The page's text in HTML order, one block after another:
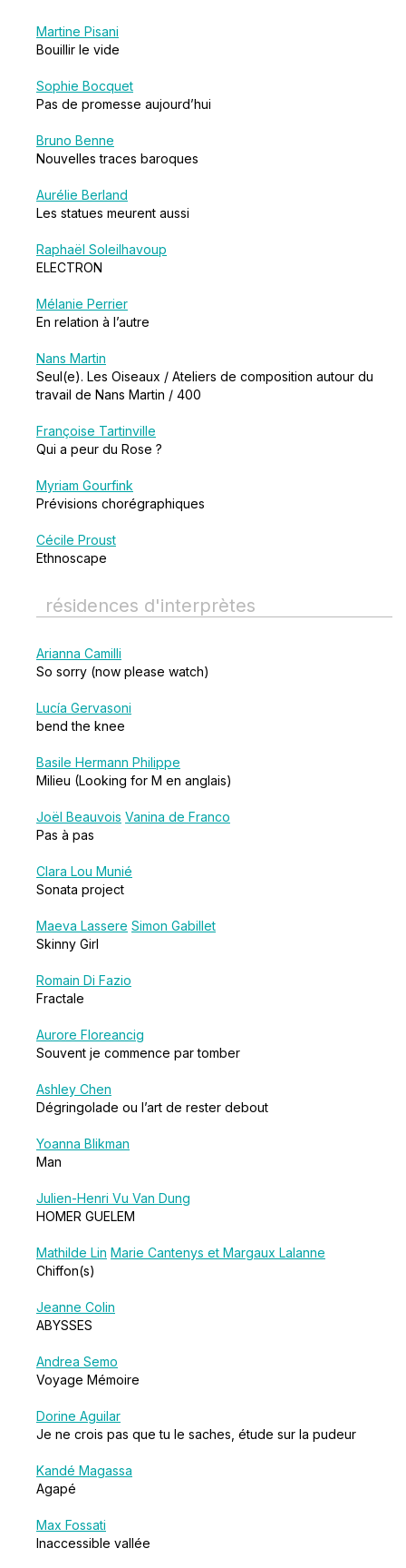
Martine Pisani
Bouillir le vide
Sophie Bocquet
Pas de promesse aujourd’hui
Bruno Benne
Nouvelles traces baroques
Aurélie Berland
Les statues meurent aussi
Raphaël Soleilhavoup
ELECTRON
Mélanie Perrier
En relation à l’autre
Nans Martin
Seul(e). Les Oiseaux / Ateliers de composition autour du
travail de Nans Martin / 400
Françoise Tartinville
Qui a peur du Rose ?
Myriam Gourfink
Prévisions chorégraphiques
Cécile Proust
Ethnoscape
résidences d'interprètes
Arianna Camilli
So sorry (now please watch)
Lucía Gervasoni
bend the knee
Basile Hermann Philippe
Milieu (Looking for M en anglais)
Joël Beauvois Vanina de Franco
Pas à pas
Clara Lou Munié
Sonata project
Maeva Lassere Simon Gabillet
Skinny Girl
Romain Di Fazio
Fractale
Aurore Floreancig
Souvent je commence par tomber
Ashley Chen
Dégringolade ou l’art de rester debout
Yoanna Blikman
Man
Julien-Henri Vu Van Dung
HOMER GUELEM
Mathilde Lin Marie Cantenys et Margaux Lalanne
Chiffon(s)
Jeanne Colin
ABYSSES
Andrea Semo
Voyage Mémoire
Dorine Aguilar
Je ne crois pas que tu le saches, étude sur la pudeur
Kandé Magassa
Agapé
Max Fossati
Inaccessible vallée